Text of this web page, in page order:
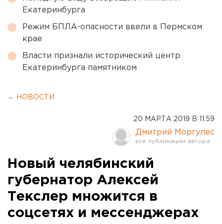
Екатеринбурга
Режим БПЛА-опасности ввели в Пермском
крае
Власти признали исторический центр
Екатеринбурга памятником
← НОВОСТИ
20 МАРТА 2019 В 11:59
Дмитрий Моргулес
Новый челябинский
губернатор Алексей
Текслер множится в
соцсетях и мессенджерах